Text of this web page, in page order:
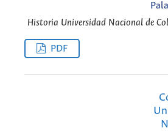
Historia Universidad Nacional de
PDF